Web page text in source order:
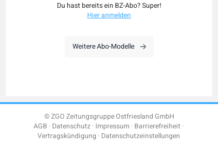
Du hast bereits ein BZ-Abo? Super!
Hier anmelden
Weitere Abo-Modelle
© ZGO Zeitungsgruppe Ostfriesland GmbH
AGB Datenschutz Impressum Barrierefreiheit
Vertragskündigung Datenschutzeinstellungen